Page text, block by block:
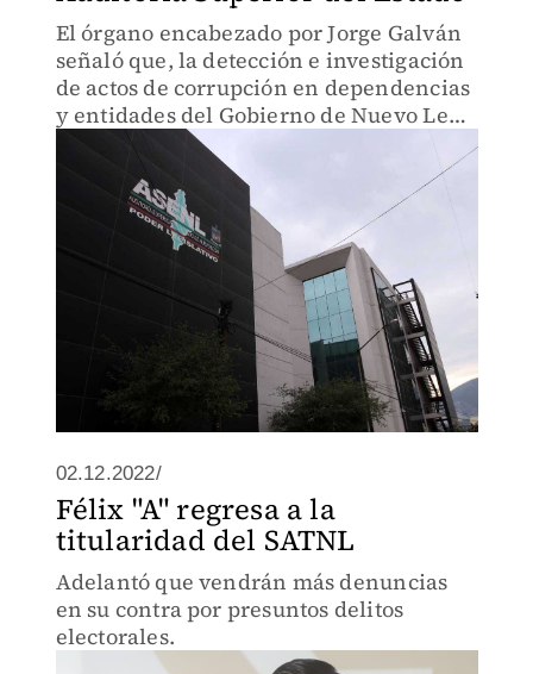
El órgano encabezado por Jorge Galván
señaló que, la detección e investigación
de actos de corrupción en dependencias
y entidades del Gobierno de Nuevo León
no se verá afectada.
02.12.2022/
Félix "A" regresa a la
titularidad del SATNL
Adelantó que vendrán más denuncias
en su contra por presuntos delitos
electorales.